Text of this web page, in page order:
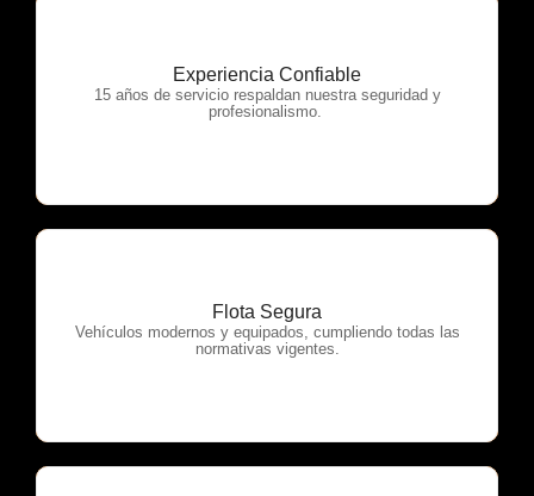
Experiencia Confiable
15 años de servicio respaldan nuestra seguridad y
profesionalismo.
OTP Servicios
Flota Segura
Vehículos modernos y equipados, cumpliendo todas las
normativas vigentes.
OTP Servicios